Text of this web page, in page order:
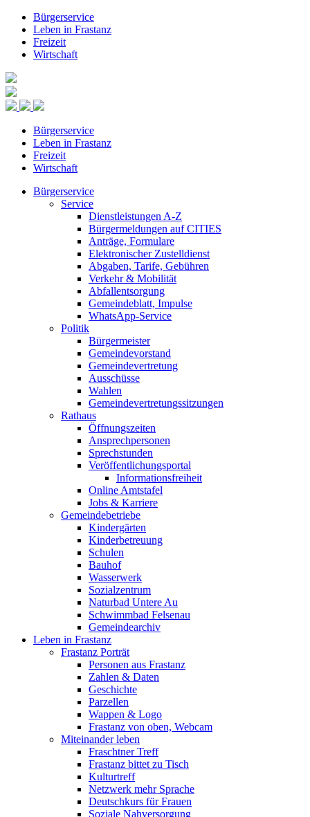
Bürgerservice
Leben in Frastanz
Freizeit
Wirtschaft
Bürgerservice
Leben in Frastanz
Freizeit
Wirtschaft
Bürgerservice
Service
Dienstleistungen A-Z
Bürgermeldungen auf CITIES
Anträge, Formulare
Elektronischer Zustelldienst
Abgaben, Tarife, Gebühren
Verkehr & Mobilität
Abfallentsorgung
Gemeindeblatt, Impulse
WhatsApp-Service
Politik
Bürgermeister
Gemeindevorstand
Gemeindevertretung
Ausschüsse
Wahlen
Gemeindevertretungssitzungen
Rathaus
Öffnungszeiten
Ansprechpersonen
Sprechstunden
Veröffentlichungsportal
Informationsfreiheit
Online Amtstafel
Jobs & Karriere
Gemeindebetriebe
Kindergärten
Kinderbetreuung
Schulen
Bauhof
Wasserwerk
Sozialzentrum
Naturbad Untere Au
Schwimmbad Felsenau
Gemeindearchiv
Leben in Frastanz
Frastanz Porträt
Personen aus Frastanz
Zahlen & Daten
Geschichte
Parzellen
Wappen & Logo
Frastanz von oben, Webcam
Miteinander leben
Fraschtner Treff
Frastanz bittet zu Tisch
Kulturtreff
Netzwerk mehr Sprache
Deutschkurs für Frauen
Soziale Nahversorgung